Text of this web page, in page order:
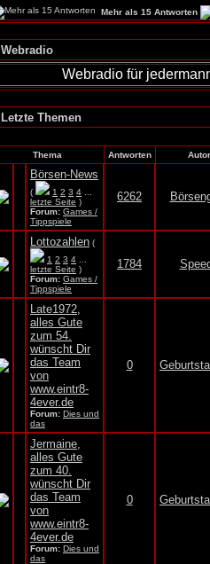
Mehr als 15 Antworten
Webradio
Webradio für
Letzte Themen
Thema Antworten Autor
Börsen-News
( 1 2 3 4
letzte Seite )
Forum: Games /
Tippspiele
6262
Lottozahlen (
1 2 3 4
letzte Seite )
Forum: Games /
Tippspiele
1784
Late1972,
alles Gute
zum 54.
wünscht Dir
das Team
von
www.eintr8-
4ever.de
Forum: Dies und
das
0
Jermaine,
alles Gute
zum 40.
wünscht Dir
das Team
von
www.eintr8-
4ever.de
Forum: Dies und
das
0